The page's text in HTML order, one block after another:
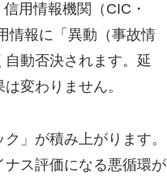
用情報機関（CIC・
情報に「異動（事故情
動否決されます。延
変わりません。
」が積み上がります。
ス評価になる悪循環が